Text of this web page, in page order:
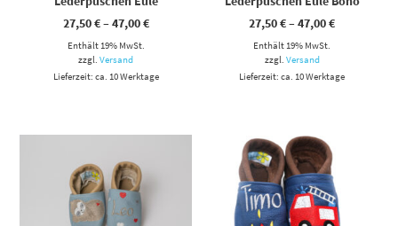
27,50€–47,00€Preisspanne:
Enthält 19% MwSt.
zzgl.Versand
Lieferzeit: ca. 10 Werktage
27,50€–47,00€
Enthält 19% MwSt.
zzgl. Versand
Lieferzeit: ca. 10 Werktage
Dieses Produkt weist mehrere Varianten auf. Die Optionen können auf der Produktseite gewählt werden